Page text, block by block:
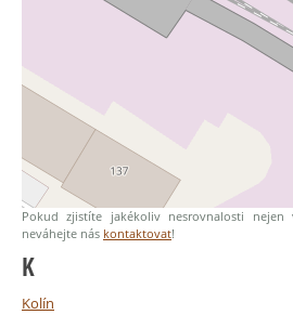
Pokud zjistíte jakékoliv nesrovnalosti
neváhejte nás kontaktovat!
K
Kolín